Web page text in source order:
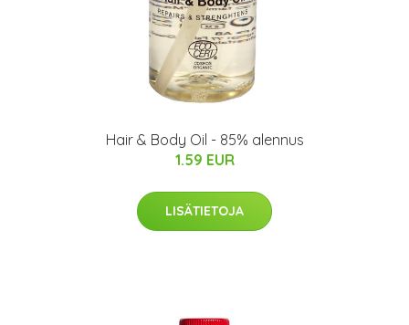
Hair & Body Oil - 85% alennus
1.59 EUR
LISÄTIETOJA